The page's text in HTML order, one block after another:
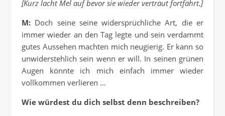
[Kurz lacht Mel auf bevor sie wieder verträut fortfährt.]
M: Doch seine seine widersprüchliche Art, die er
immer wieder an den Tag legte und sein verdammt
gutes Aussehen machten mich neugierig. Er kann so
unwiderstehlich sein wenn er will. In seinen grünen
Augen könnte ich mich einfach immer wieder
vollkommen verlieren …
Wie würdest du dich selbst denn beschreiben?